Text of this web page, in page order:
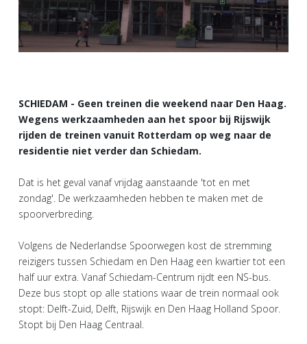
SCHIEDAM - Geen treinen die weekend naar Den Haag.
Wegens werkzaamheden aan het spoor bij Rijswijk
rijden de treinen vanuit Rotterdam op weg naar de
residentie niet verder dan Schiedam.
Dat is het geval vanaf vrijdag aanstaande 'tot en met
zondag'. De werkzaamheden hebben te maken met de
spoorverbreding.
Volgens de Nederlandse Spoorwegen kost de stremming
reizigers tussen Schiedam en Den Haag een kwartier tot een
half uur extra. Vanaf Schiedam-Centrum rijdt een NS-bus.
Deze bus stopt op alle stations waar de trein normaal ook
stopt: Delft-Zuid, Delft, Rijswijk en Den Haag Holland Spoor.
Stopt bij Den Haag Centraal.